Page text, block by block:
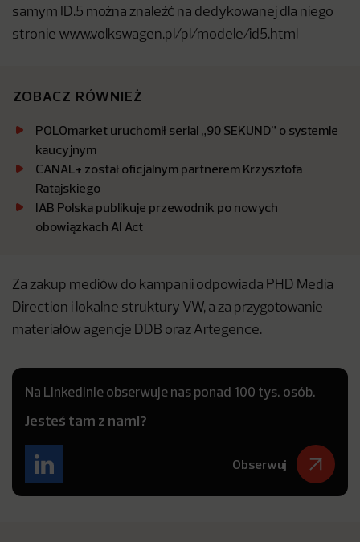
samym ID.5 można znaleźć na dedykowanej dla niego
stronie www.volkswagen.pl/pl/modele/id5.html
ZOBACZ RÓWNIEŻ
POLOmarket uruchomił serial „90 SEKUND” o systemie
kaucyjnym
CANAL+ został oficjalnym partnerem Krzysztofa
Ratajskiego
IAB Polska publikuje przewodnik po nowych
obowiązkach AI Act
Za zakup mediów do kampanii odpowiada PHD Media
Direction i lokalne struktury VW, a za przygotowanie
materiałów agencje DDB oraz Artegence.
Na LinkedInie obserwuje nas ponad 100 tys. osób.
Jesteś tam z nami?
Obserwuj